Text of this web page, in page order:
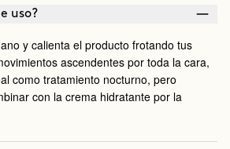
uso?
y calienta el producto frotando tus
ascendentes por toda la cara,
como tratamiento nocturno, pero
con la crema hidratante por la